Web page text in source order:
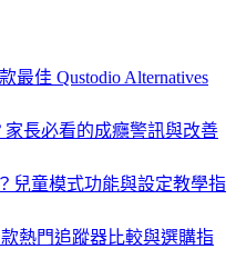
最佳 Qustodio Alternatives
長必看的成癮警訊與改善
兒童模式功能與設定教學指
熱門追蹤器比較與選購指